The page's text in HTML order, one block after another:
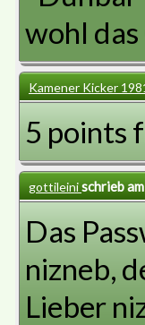
wohl
Kamener Kicker
5 points
gottileinischrieb
Das
nizneb,
Lieber